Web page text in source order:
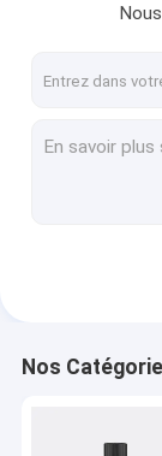
Pots
Poudre
Pompes
Nos